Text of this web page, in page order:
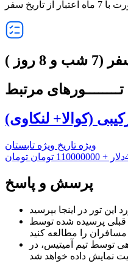
از تاریخ سفر
(7 شب و 8 روز )
تــــــــورهای مرتبط
(کوالا+ لنکاوی)
ویژه تاریخ ویژه تابستان
پرسش و پاسخ
این تور
پرسیده شده توسط
توسط تیم آمیتیس، در